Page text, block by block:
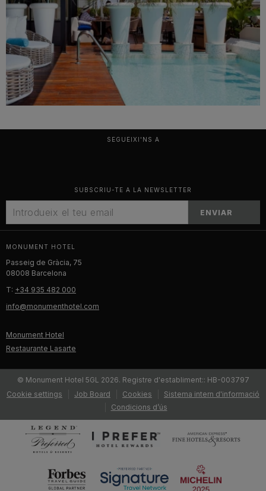
SEGUEIXI'NS A
SUBSCRIU-TE A LA NEWSLETTER
ENVIAR
MONUMENT HOTEL
Passeig de Gràcia, 75
08008 Barcelona
T: +34 935 482 000
info@monumenthotel.com
Monument Hotel
Restaurante Lasarte
© Monument Hotel 5GL 2026. Registre d'establiment:: HB-003797
Cookie settings
Job Board Cookies
Sistema intern d'informació
Condicions d’ús